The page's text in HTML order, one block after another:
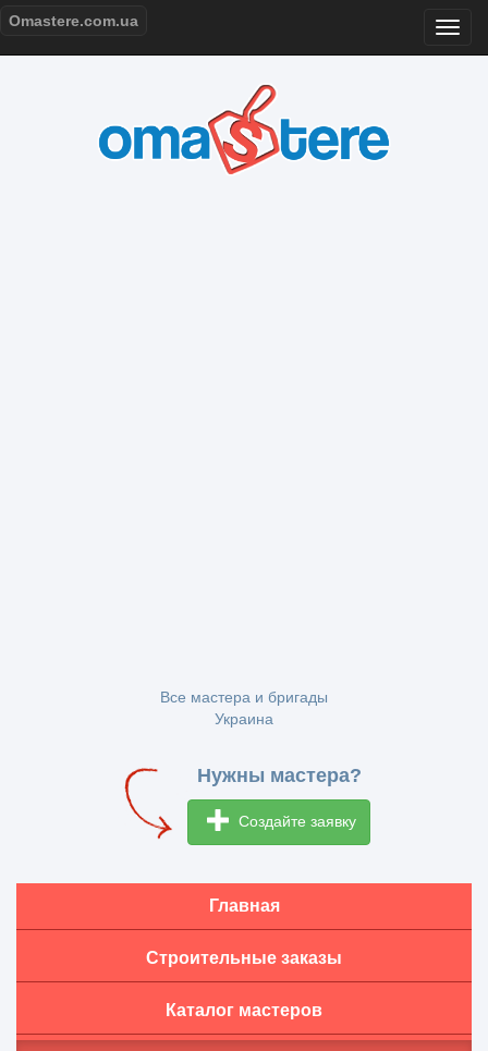
Omastere.com.ua
Все мастера и бригады
Украина
Нужны мастера?
Создайте заявку
Главная
Строительные заказы
Каталог мастеров